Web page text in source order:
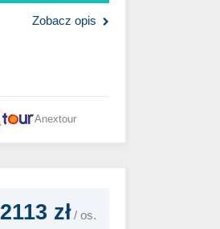
Zobacz opis
Anextour
2113 zł/ os.